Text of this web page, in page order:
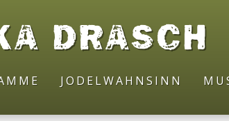
DRASCH
JODELWAHNSINN